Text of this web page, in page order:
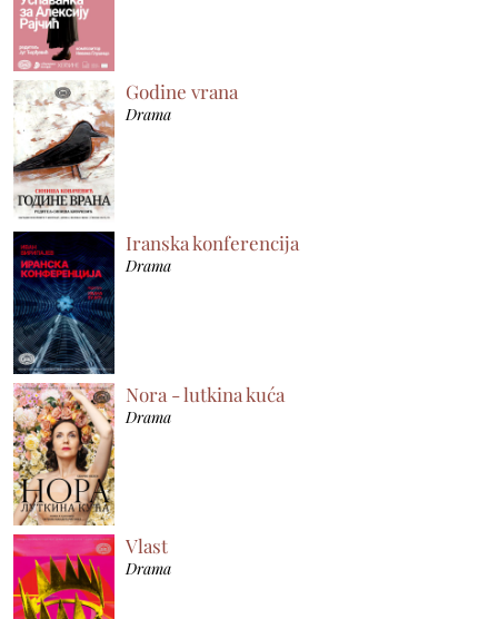
Godine vrana
Drama
Iranska konferencija
Drama
Nora - lutkina kuća
Drama
Vlast
Drama